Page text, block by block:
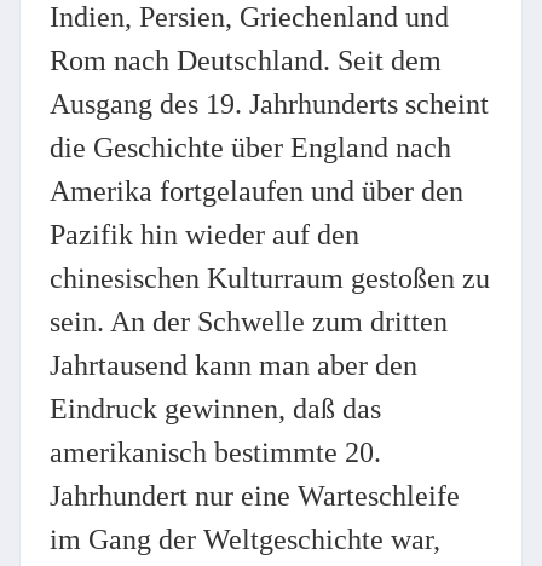
Indien, Persien, Griechenland und
Rom nach Deutschland. Seit dem
Ausgang des 19. Jahrhunderts scheint
die Geschichte über England nach
Amerika fortgelaufen und über den
Pazifik hin wieder auf den
chinesischen Kulturraum gestoßen zu
sein. An der Schwelle zum dritten
Jahrtausend kann man aber den
Eindruck gewinnen, daß das
amerikanisch bestimmte 20.
Jahrhundert nur eine Warteschleife
im Gang der Weltgeschichte war,